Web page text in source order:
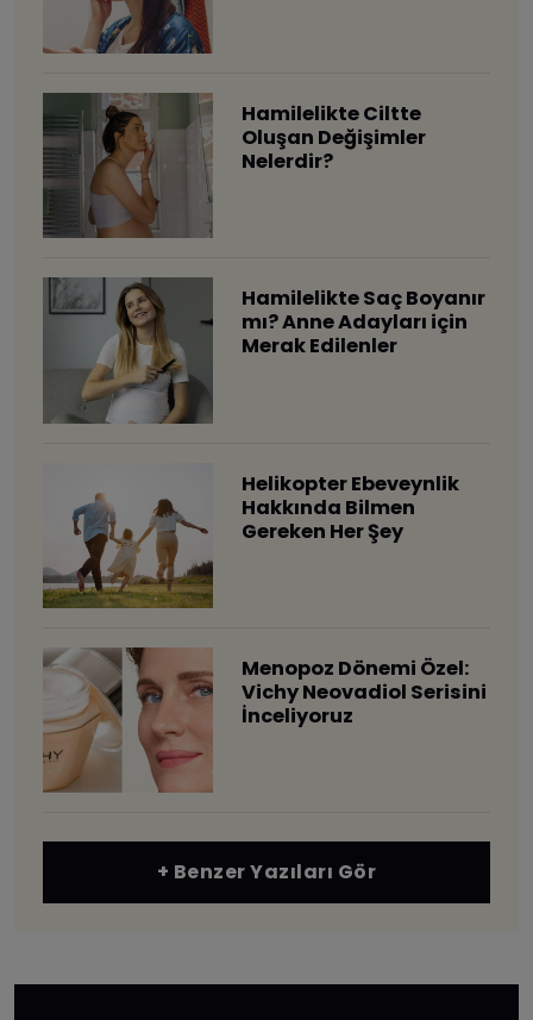
Hamilelikte Ciltte
Oluşan Değişimler
Nelerdir?
Hamilelikte Saç Boyanır
mı? Anne Adayları için
Merak Edilenler
Helikopter Ebeveynlik
Hakkında Bilmen
Gereken Her Şey
Menopoz Dönemi Özel:
Vichy Neovadiol Serisini
İnceliyoruz
+ Benzer Yazıları Gör